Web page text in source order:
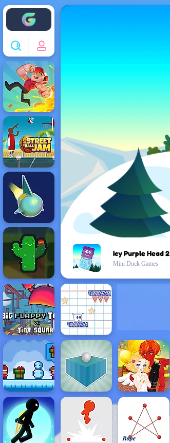
Enjoy4fun
Icy Purple Head 2
Mini Duck Games